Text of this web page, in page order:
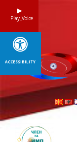
Play_Voice
ACCESSIBILITY